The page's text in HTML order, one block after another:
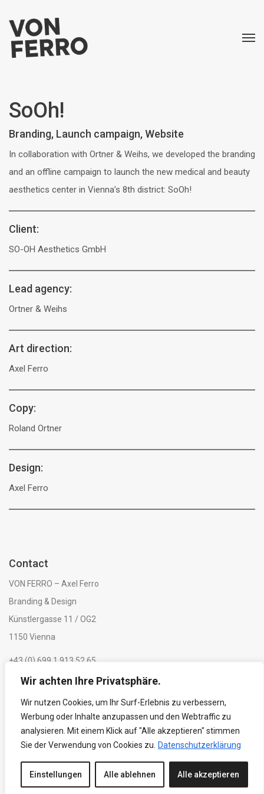
Wir achten Ihre Privatsphäre.
Wir nutzen Cookies, um Ihr Surf-Erlebnis zu verbessern,
Werbung oder Inhalte anzupassen und den Webtraffic zu
analysieren. Mit einem Klick auf "Alle akzeptieren" stimmen
Sie der Verwendung von Cookies zu.
Datenschutzerklärung
Einstellungen Alle ablehnen Alle akzeptieren
SoOh!
Branding, Launch campaign, Website
In collaboration with Ortner & Weihs, we developed the branding
and an offline campaign to launch the new medical and beauty
aesthetics center in Vienna’s 8th district: SoOh!
Client:
SO-OH Aesthetics GmbH
Lead agency:
Ortner & Weihs
Art direction:
Axel Ferro
Copy:
Roland Ortner
Design:
Axel Ferro
Contact
VON FERRO – Axel Ferro
Branding & Design
Künstlergasse 11 / OG2
1150 Vienna
+43 (0) 699 1 913 52 65
Legal notice and privacy policy
LinkedIn
© VON FERRO 2024. All Rights Reserved.